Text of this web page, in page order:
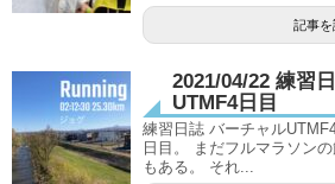
記事を
2021/04/22 練習
UTMF4日目
練習日誌 バーチャル
日目。 まだフルマラソン
もある。 それ...